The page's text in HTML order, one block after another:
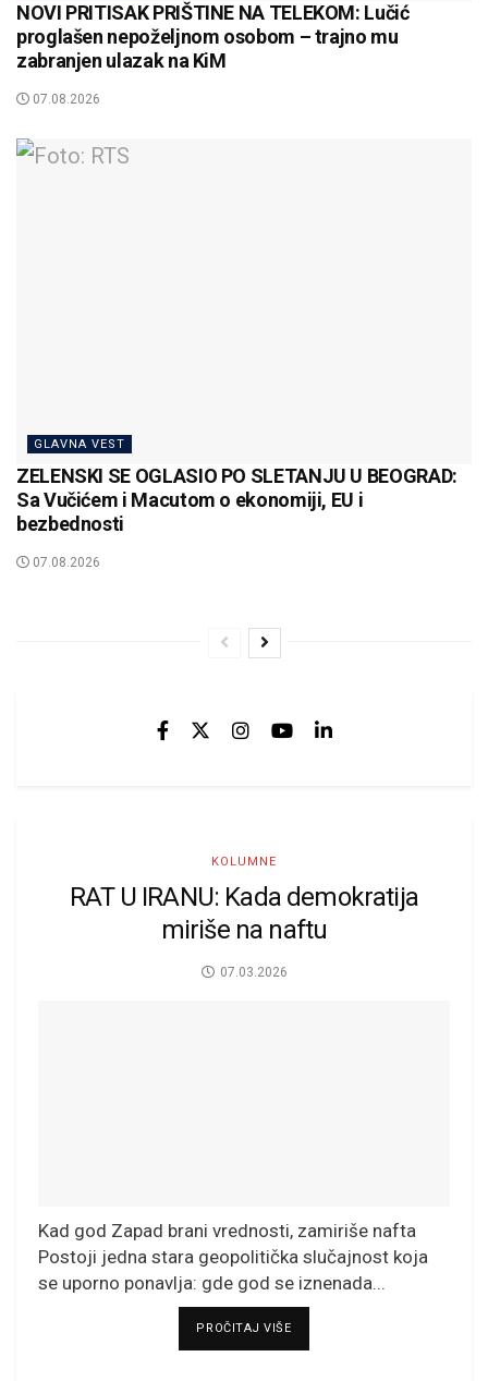
NOVI PRITISAK PRIŠTINE NA TELEKOM: Lučić
proglašen nepoželjnom osobom – trajno mu
zabranjen ulazak na KiM
07.08.2026
GLAVNA VEST
ZELENSKI SE OGLASIO PO SLETANJU U BEOGRAD:
Sa Vučićem i Macutom o ekonomiji, EU i
bezbednosti
07.08.2026
KOLUMNE
RAT U IRANU: Kada demokratija
miriše na naftu
07.03.2026
Kad god Zapad brani vrednosti, zamiriše nafta
Postoji jedna stara geopolitička slučajnost koja
se uporno ponavlja: gde god se iznenada...
PROČITAJ VIŠEDETAILS